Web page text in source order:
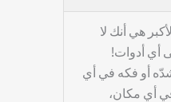
هي أنك لا
أي أدوات!
أو فكه في أي
أي مكان،